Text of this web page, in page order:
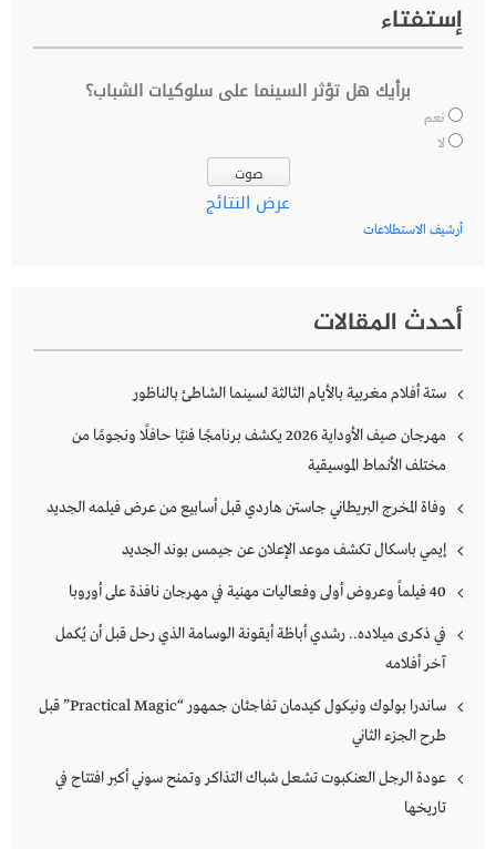
إستفتاء
برأيك هل تؤثر السينما على سلوكيات الشباب؟
نعم
لا
عرض النتائج
أرشيف الاستطلاعات
أحدث المقالات
ستة أفلام مغربية بالأيام الثالثة لسينما الشاطئ بالناظور
مهرجان صيف الأوداية 2026 يكشف برنامجًا فنيًا حافلًا ونجومًا من
مختلف الأنماط الموسيقية
وفاة المخرج البريطاني جاستن هاردي قبل أسابيع من عرض فيلمه الجديد
إيمي باسكال تكشف موعد الإعلان عن جيمس بوند الجديد
40 فيلماً وعروض أولى وفعاليات مهنية في مهرجان نافذة على أوروبا
في ذكرى ميلاده.. رشدي أباظة أيقونة الوسامة الذي رحل قبل أن يُكمل
آخر أفلامه
ساندرا بولوك ونيكول كيدمان تفاجئان جمهور “Practical Magic” قبل
طرح الجزء الثاني
عودة الرجل العنكبوت تشعل شباك التذاكر وتمنح سوني أكبر افتتاح في
تاريخها